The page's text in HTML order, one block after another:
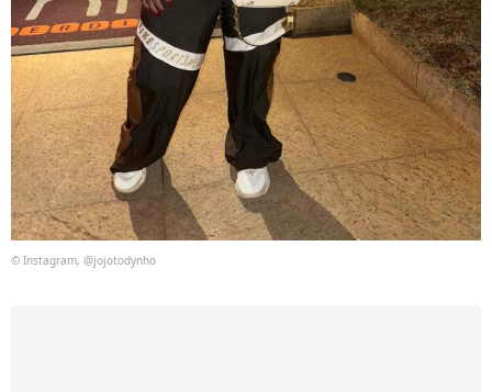
© Instagram, @jojotodynho